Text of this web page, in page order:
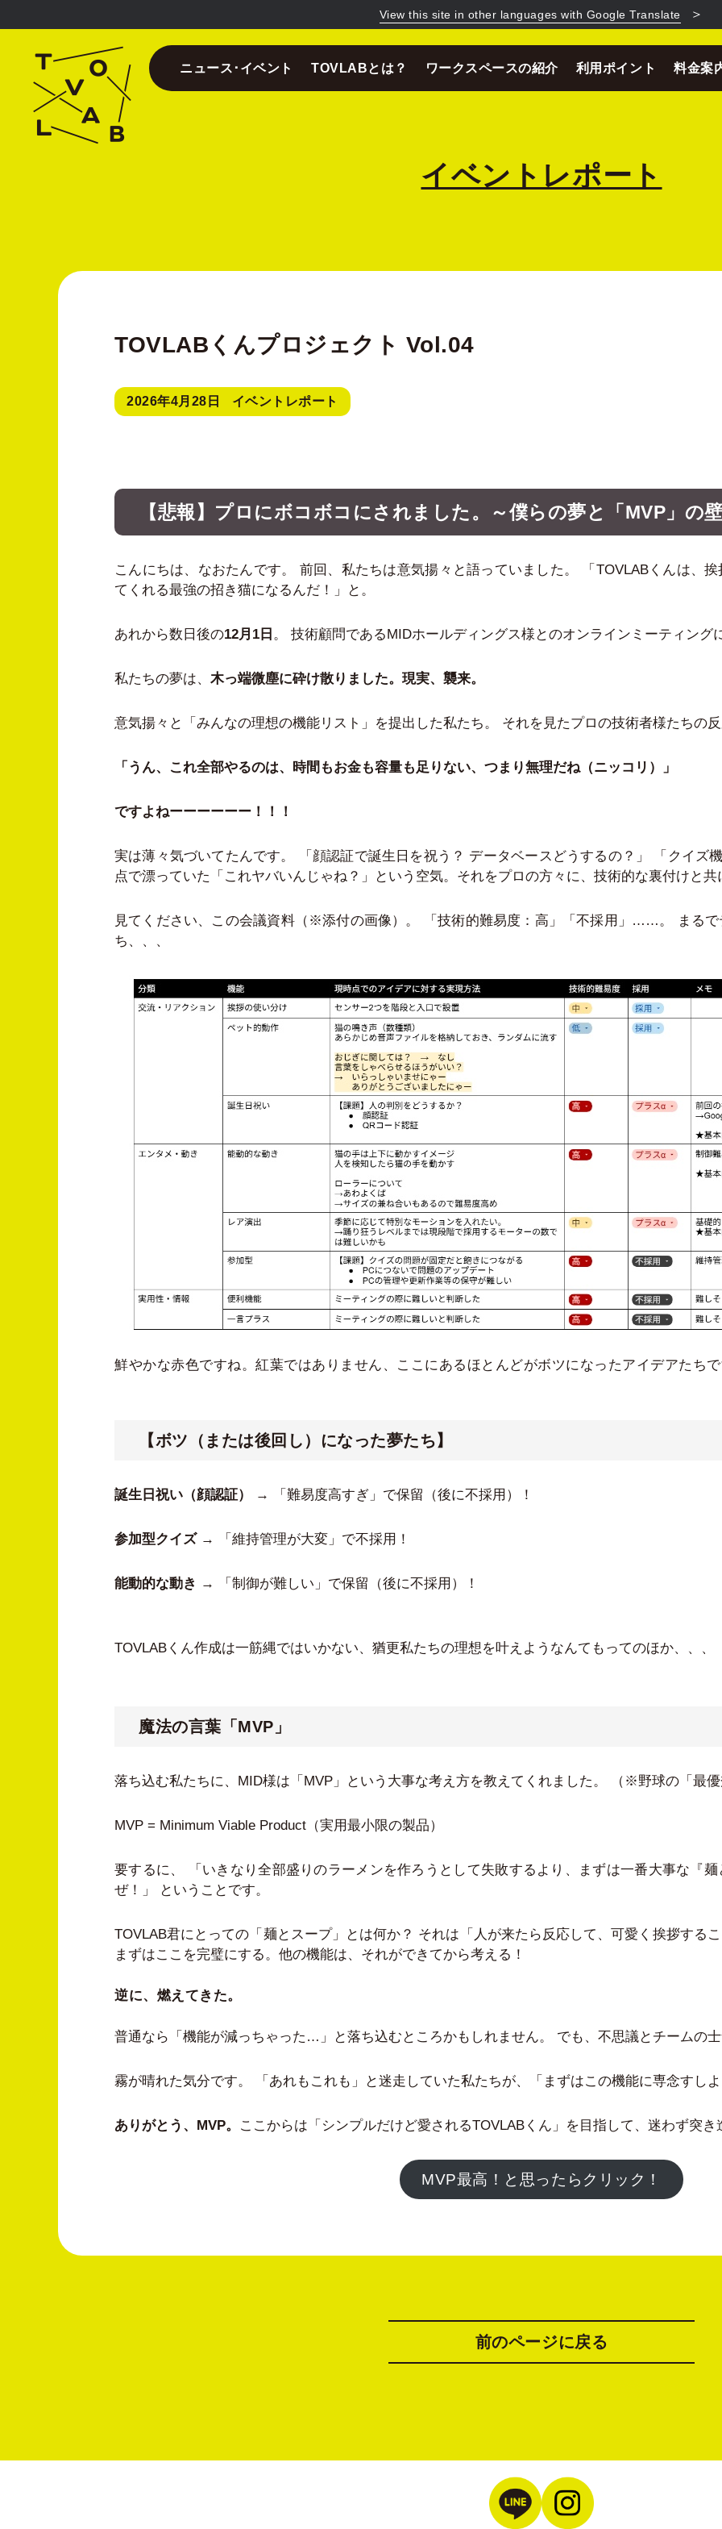
View this site in other languages with Google Translate ＞
ニュース･イベント TOVLABとは？ ワークスペースの紹介 利用ポイント 料金案
イベントレポート
TOVLABくんプロジェクト Vol.04
2026年4月28日 イベントレポート
【悲報】プロにボコボコにされました。～僕らの夢と「MVP」の
こんにちは、なおたんです。 前回、私たちは意気揚々と語っていました。 「TOVLABくんは、
てくれる最強の招き猫になるんだ！」と。
あれから数日後の12月1日 。 技術顧問であるMIDホールディングス様とのオンラインミーティング
私たちの夢は、 木っ端微塵に砕け散りました。現実、襲来。
意気揚々と「みんなの理想の機能リスト」を提出した私たち。 それを見たプロの技術者様たちの
「うん、これ全部やるのは、時間もお金も容量も足りない、つまり無理だね（ニッコリ）」
ですよねーーーーーー！！！
実は薄々気づいてたんです。 「顔認証で誕生日を祝う？ データベースどうするの？」 「クイズ
点で漂っていた「これヤバいんじゃね？」という空気。それをプロの方々に、技術的な裏付けと
見てください、この会議資料（※添付の画像）。 「技術的難易度：高」「不採用」……。 まる
ち、、、
鮮やかな赤色ですね。紅葉ではありません、ここにあるほとんどがボツになったアイデアたち
【ボツ（または後回し）になった夢たち】
誕生日祝い（顔認証） → 「難易度高すぎ」で保留（後に不採用）！
参加型クイズ→ 「維持管理が大変」で不採用！
能動的な動き → 「制御が難しい」で保留（後に不採用）！
TOVLABくん作成は一筋縄ではいかない、猶更私たちの理想を叶えようなんてもってのほか、、、
魔法の言葉「MVP」
落ち込む私たちに、MID様は「MVP」という大事な考え方を教えてくれました。 （※野球の「最
MVP = Minimum Viable Product（実用最小限の製品）
要するに、 「いきなり全部盛りのラーメンを作ろうとして失敗するより、まずは一番大事な『
ぜ！」 ということです。
TOVLAB君にとっての「麺とスープ」とは何か？ それは「人が来たら反応して、可愛く挨拶する
まずはここを完璧にする。他の機能は、それができてから考える！
逆に、燃えてきた。
普通なら「機能が減っちゃった…」と落ち込むところかもしれません。 でも、不思議とチームの
霧が晴れた気分です。 「あれもこれも」と迷走していた私たちが、「まずはこの機能に専念すし
ありがとう、MVP。 ここからは「シンプルだけど愛されるTOVLABくん」を目指して、迷わず突き
MVP最高！と思ったらクリック！
前のページに戻る